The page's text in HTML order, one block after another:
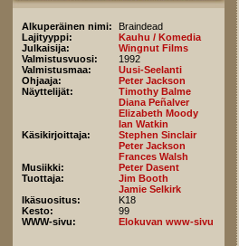
Alkuperäinen nimi:
Braindead
Lajityyppi:
Kauhu / Komedia
Julkaisija:
Wingnut Films
Valmistusvuosi:
1992
Valmistusmaa:
Uusi-Seelanti
Ohjaaja:
Peter Jackson
Näyttelijät:
Timothy Balme
Diana Peñalver
Elizabeth Moody
Ian Watkin
Käsikirjoittaja:
Stephen Sinclair
Peter Jackson
Frances Walsh
Musiikki:
Peter Dasent
Tuottaja:
Jim Booth
Jamie Selkirk
Ikäsuositus:
K18
Kesto:
99
WWW-sivu:
Elokuvan www-sivu